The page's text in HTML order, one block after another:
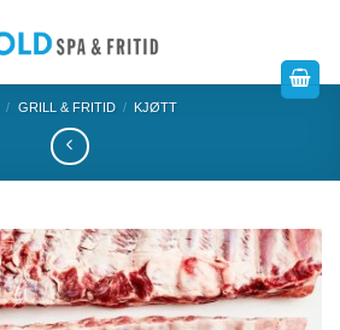
/ GRILL & FRITID / KJØTT